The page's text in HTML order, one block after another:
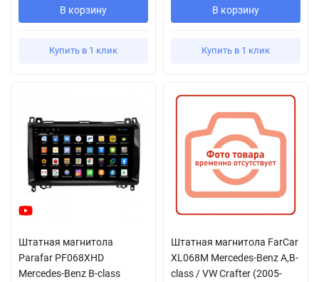
В корзину
Купить в 1 клик
В корзину
Купить в 1 клик
Штатная магнитола
Parafar PF068XHD
Mercedes-Benz B-class
Штатная магнитола FarCar
XL068M Mercedes-Benz A,B-
class / VW Crafter (2005-